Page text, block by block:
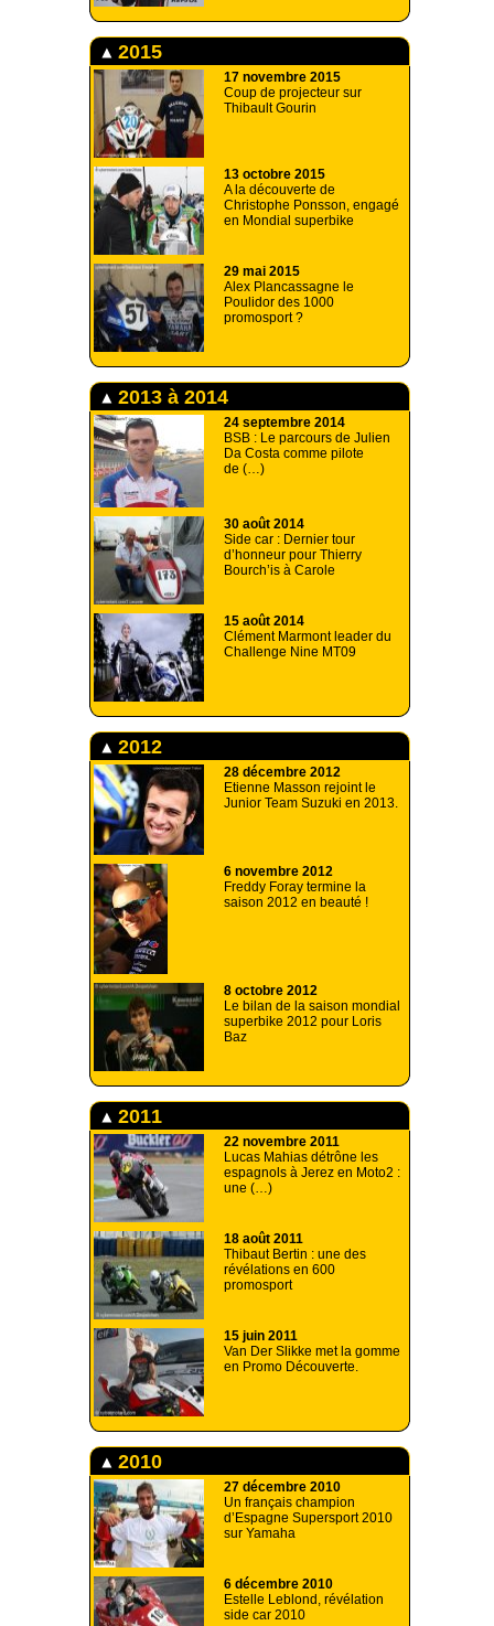
2015
17 novembre 2015
Coup de projecteur sur
Thibault Gourin
13 octobre 2015
A la découverte de
Christophe Ponsson, engagé
en Mondial superbike
29 mai 2015
Alex Plancassagne le
Poulidor des 1000
promosport ?
2013 à 2014
24 septembre 2014
BSB : Le parcours de Julien
Da Costa comme pilote
de (…)
30 août 2014
Side car : Dernier tour
d’honneur pour Thierry
Bourch’is à Carole
15 août 2014
Clément Marmont leader du
Challenge Nine MT09
2012
28 décembre 2012
Etienne Masson rejoint le
Junior Team Suzuki en 2013.
6 novembre 2012
Freddy Foray termine la
saison 2012 en beauté !
8 octobre 2012
Le bilan de la saison mondial
superbike 2012 pour Loris
Baz
2011
22 novembre 2011
Lucas Mahias détrône les
espagnols à Jerez en Moto2 :
une (…)
18 août 2011
Thibaut Bertin : une des
révélations en 600
promosport
15 juin 2011
Van Der Slikke met la gomme
en Promo Découverte.
2010
27 décembre 2010
Un français champion
d’Espagne Supersport 2010
sur Yamaha
6 décembre 2010
Estelle Leblond, révélation
side car 2010